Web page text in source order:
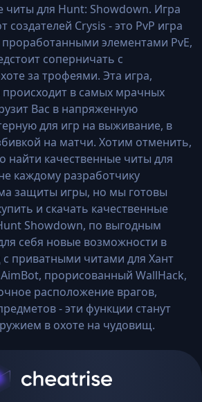
читы для Hunt: Showdown. Игра
создателей Crysis - это PvP игра
проработанными элементами PvE,
соперничать с
за трофеями. Эта игра,
происходит в самых мрачных
Вас в напряженную
для игр на выживание, в
на матчи. Хотим отменить,
найти качественные читы для
каждому разработчику
защиты игры, но мы готовы
и скачать качественные
Showdown, по выгодным
себя новые возможности в
приватными читами для Хант
прорисованный WallHack,
расположение врагов,
- эти функции станут
в охоте на чудовищ.